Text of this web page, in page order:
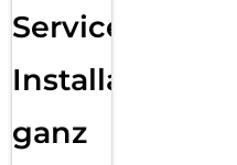
Services
Installation
ganz